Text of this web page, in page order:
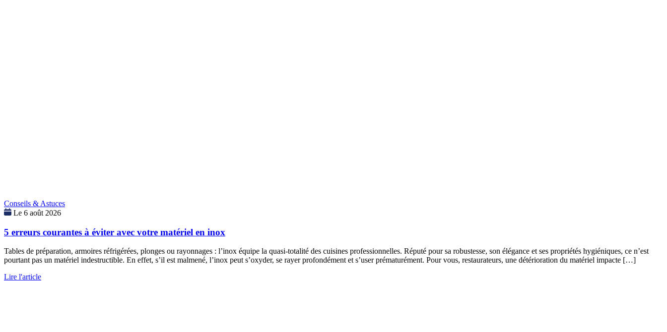
Conseils & Astuces
Le 6 août 2026
5 erreurs courantes à éviter avec votre matériel en inox
Tables de préparation, armoires réfrigérées, plonges ou rayonnages : l’inox équipe la quasi-totalité des cuisines professionnelles. Réputé pour sa robustesse, son élégance et ses propriétés hygiéniques, ce n’est
pourtant pas un matériel indestructible. En effet, s’il est malmené, l’inox peut s’oxyder, se rayer profondément et s’user prématurément. Pour vous, restaurateurs, une détérioration du matériel impacte […]
Lire l'article